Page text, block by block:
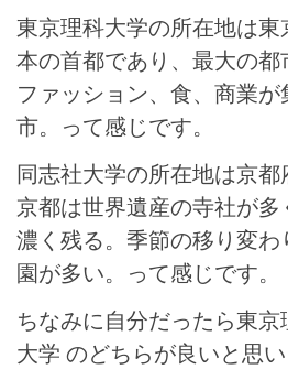
東京理科大学の所在地は東
本の首都であり、最大の都
ファッション、食、商業
市。って感じです。
同志社大学の所在地は京
京都は世界遺産の寺社が
濃く残る。季節の移り変
園が多い。って感じです。
ちなみに自分だったら東
大学 のどちらが良いと思